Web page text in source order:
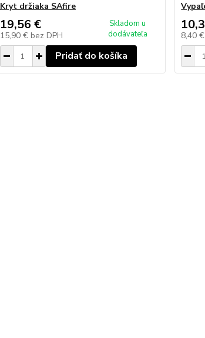
Kryt držiaka SAfire
19,56 €
15,90 € bez DPH
Skladom u
dodávateľa
Pridať do košíka
8,40 €